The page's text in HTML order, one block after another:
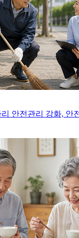
안전관리 강화, 안